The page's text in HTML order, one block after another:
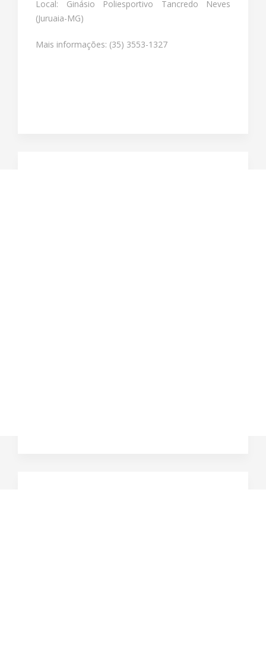
Local: Ginásio Poliesportivo Tancredo Neves
(Juruaia-MG)
Mais informações: (35) 3553-1327